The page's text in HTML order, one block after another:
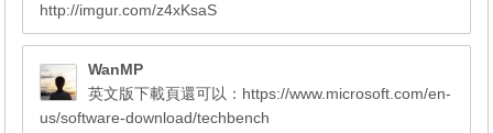
http://imgur.com/z4xKsaS
WanMP
英文版下載頁還可以：https://www.microsoft.com/en-
us/software-download/techbench